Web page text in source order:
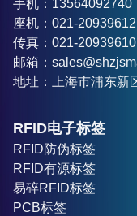
手机：13564092740
座机：021-20939612
传真：021-20939610
邮箱：
地址：上海市浦东新
RFID电子标签
RFID防伪标签
RFID有源标签
易碎RFID标签
PCB标签